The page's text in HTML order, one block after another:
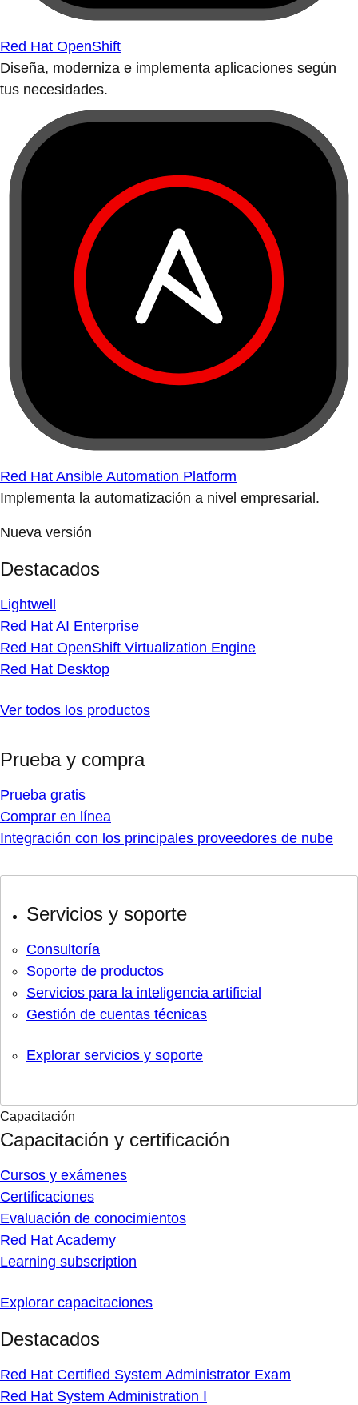
Red Hat OpenShift
Diseña, moderniza e implementa aplicaciones según
tus necesidades.
Red Hat Ansible Automation Platform
Implementa la automatización a nivel empresarial.
Nueva versión
Destacados
Lightwell
Red Hat AI Enterprise
Red Hat OpenShift Virtualization Engine
Red Hat Desktop
Ver todos los productos
Prueba y compra
Prueba gratis
Comprar en línea
Integración con los principales proveedores de nube
Servicios y soporte
Consultoría
Soporte de productos
Servicios para la inteligencia artificial
Gestión de cuentas técnicas
Explorar servicios y soporte
Capacitación
Capacitación y certificación
Cursos y exámenes
Certificaciones
Evaluación de conocimientos
Red Hat Academy
Learning subscription
Explorar capacitaciones
Destacados
Red Hat Certified System Administrator Exam
Red Hat System Administration I